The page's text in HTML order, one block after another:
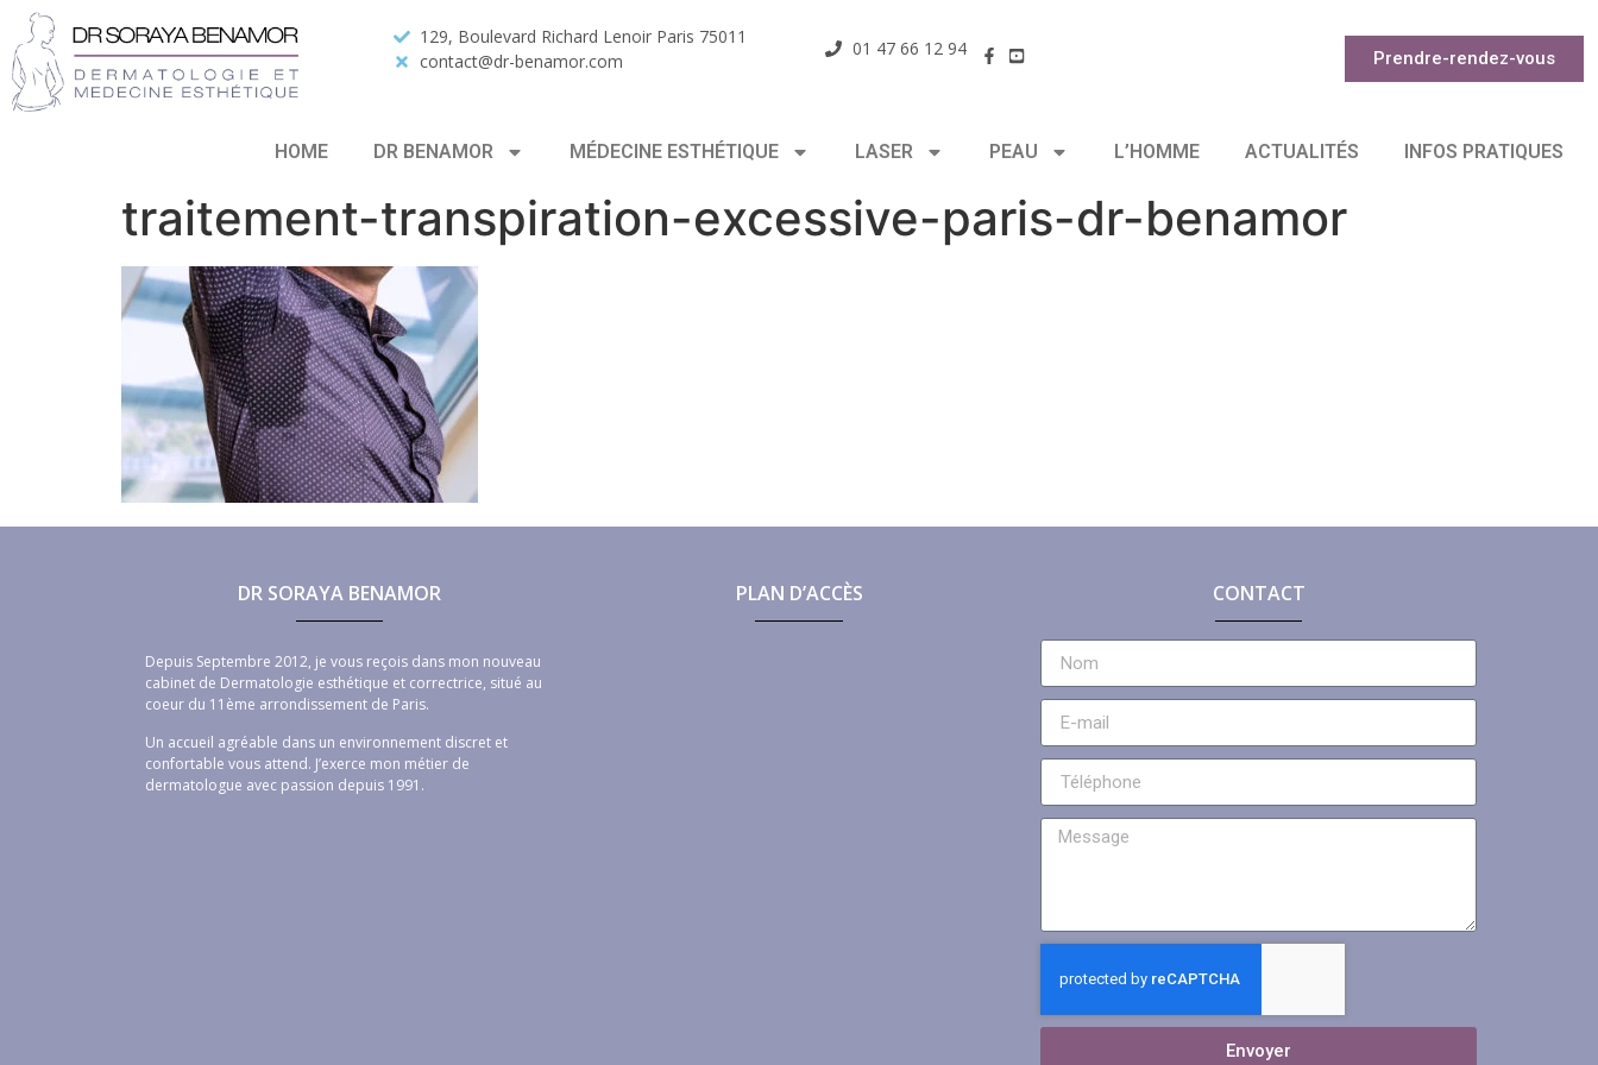
129, Boulevard Richard Lenoir Paris 75011
contact@dr-benamor.com
01 47 66 12 94 Prendre-rendez-vous
HOME DR BENAMOR MÉDECINE ESTHÉTIQUE LASER PEAU L’HOMME ACTUALITÉS INFOS PRATIQUES
traitement-transpiration-excessive-paris-dr-benamor
DR SORAYA BENAMOR
Depuis Septembre 2012, je vous reçois dans mon nouveau
cabinet de Dermatologie esthétique et correctrice, situé au
coeur du 11ème arrondissement de Paris.
Un accueil agréable dans un environnement discret et
confortable vous attend. J’exerce mon métier de
dermatologue avec passion depuis 1991.
PLAN D’ACCÈS CONTACT
Envoyer